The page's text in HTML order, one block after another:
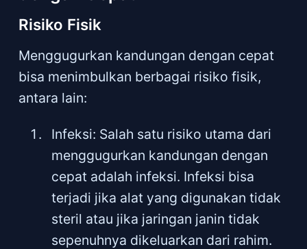
Risiko Fisik
Menggugurkan kandungan dengan cepat
bisa menimbulkan berbagai risiko fisik,
antara lain:
Infeksi: Salah satu risiko utama dari
menggugurkan kandungan dengan
cepat adalah infeksi. Infeksi bisa
terjadi jika alat yang digunakan tidak
steril atau jika jaringan janin tidak
sepenuhnya dikeluarkan dari rahim.